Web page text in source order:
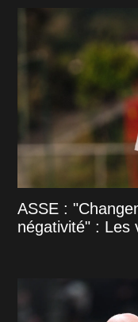
ASSE :
négativité" : Les